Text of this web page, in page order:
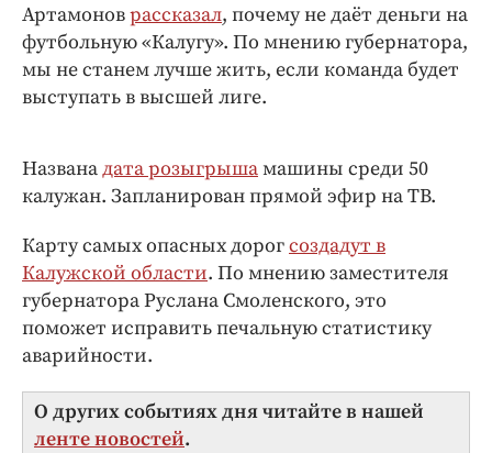
Артамоноврассказал, почему не даёт деньги на
футбольную «Калугу». По мнению губернатора,
мы не станем лучше жить, если команда будет
выступать в высшей лиге.
Названадата розыгрышамашины среди 50
калужан. Запланирован прямой эфир на ТВ.
Карту самых опасных дорогсоздадут в
Калужской области. По мнению заместителя
губернатора Руслана Смоленского, это
поможет исправить печальную статистику
аварийности.
О других событиях дня читайте в нашей
ленте новостей.